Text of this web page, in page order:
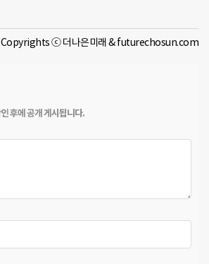
Copyrights ⓒ 더나은미래 & futurechosun.com